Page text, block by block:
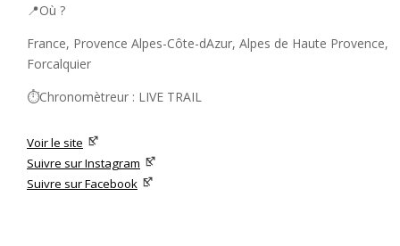
📍Où ?
France, Provence Alpes-Côte-dAzur, Alpes de Haute Provence,
Forcalquier
⏱️Chronomètreur : LIVE TRAIL
Voir le site
Suivre sur Instagram
Suivre sur Facebook